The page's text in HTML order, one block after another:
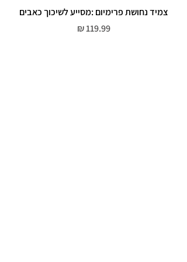
צמיד נחושת פרימיום :מסייע לשיכוך כאבים
מחיר‏119.99 ‏₪